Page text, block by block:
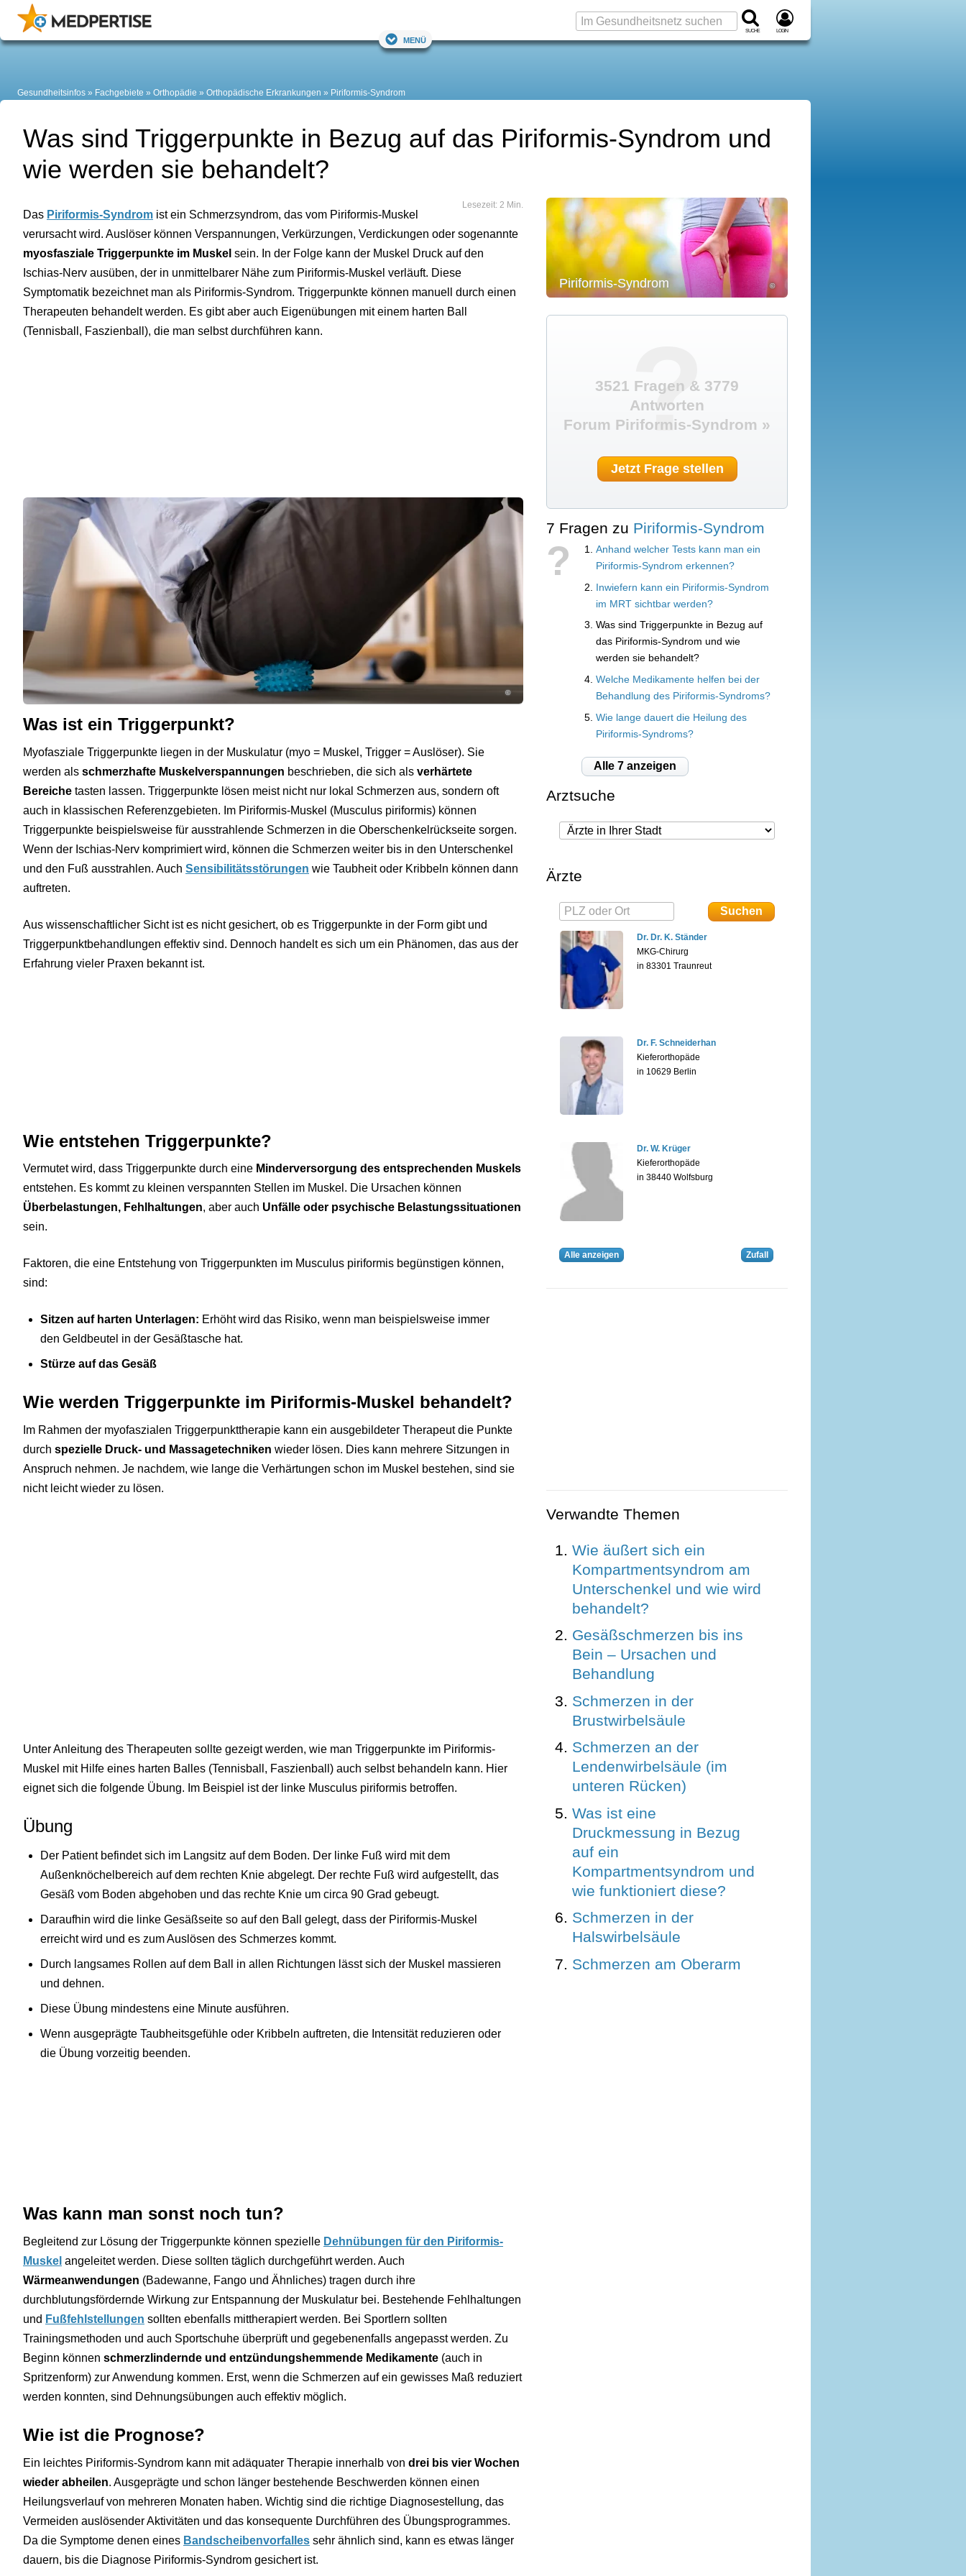
Suche Login
Menü
Gesundheitsinfos Fachgebiete Orthopädie Orthopädische Erkrankungen Piriformis-Syndrom
Was sind Triggerpunkte in Bezug auf das Piriformis-Syndrom und
wie werden sie behandelt?
Lesezeit: 2 Min.
Das Piriformis-Syndrom ist ein Schmerzsyndrom, das vom Piriformis-Muskel
verursacht wird. Auslöser können Verspannungen, Verkürzungen, Verdickungen oder sogenannte
myosfasziale Triggerpunkte im Muskel sein. In der Folge kann der Muskel Druck auf den
Ischias-Nerv ausüben, der in unmittelbarer Nähe zum Piriformis-Muskel verläuft. Diese
Symptomatik bezeichnet man als Piriformis-Syndrom. Triggerpunkte können manuell durch einen
Therapeuten behandelt werden. Es gibt aber auch Eigenübungen mit einem harten Ball
(Tennisball, Faszienball), die man selbst durchführen kann.
©
Was ist ein Triggerpunkt?
Myofasziale Triggerpunkte liegen in der Muskulatur (myo = Muskel, Trigger = Auslöser). Sie
werden als schmerzhafte Muskelverspannungen beschrieben, die sich als verhärtete
Bereiche tasten lassen. Triggerpunkte lösen meist nicht nur lokal Schmerzen aus, sondern oft
auch in klassischen Referenzgebieten. Im Piriformis-Muskel (Musculus piriformis) können
Triggerpunkte beispielsweise für ausstrahlende Schmerzen in die Oberschenkelrückseite sorgen.
Wenn der Ischias-Nerv komprimiert wird, können die Schmerzen weiter bis in den Unterschenkel
und den Fuß ausstrahlen. Auch Sensibilitätsstörungen wie Taubheit oder Kribbeln können dann
auftreten.
Aus wissenschaftlicher Sicht ist es nicht gesichert, ob es Triggerpunkte in der Form gibt und
Triggerpunktbehandlungen effektiv sind. Dennoch handelt es sich um ein Phänomen, das aus der
Erfahrung vieler Praxen bekannt ist.
Wie entstehen Triggerpunkte?
Vermutet wird, dass Triggerpunkte durch eine Minderversorgung des entsprechenden Muskels
entstehen. Es kommt zu kleinen verspannten Stellen im Muskel. Die Ursachen können
Überbelastungen, Fehlhaltungen, aber auch Unfälle oder psychische Belastungssituationen
sein.
Faktoren, die eine Entstehung von Triggerpunkten im Musculus piriformis begünstigen können,
sind:
Sitzen auf harten Unterlagen: Erhöht wird das Risiko, wenn man beispielsweise immer
den Geldbeutel in der Gesäßtasche hat.
Stürze auf das Gesäß
Wie werden Triggerpunkte im Piriformis-Muskel behandelt?
Im Rahmen der myofaszialen Triggerpunkttherapie kann ein ausgebildeter Therapeut die Punkte
durch spezielle Druck- und Massagetechniken wieder lösen. Dies kann mehrere Sitzungen in
Anspruch nehmen. Je nachdem, wie lange die Verhärtungen schon im Muskel bestehen, sind sie
nicht leicht wieder zu lösen.
Unter Anleitung des Therapeuten sollte gezeigt werden, wie man Triggerpunkte im Piriformis-
Muskel mit Hilfe eines harten Balles (Tennisball, Faszienball) auch selbst behandeln kann. Hier
eignet sich die folgende Übung. Im Beispiel ist der linke Musculus piriformis betroffen.
Übung
Der Patient befindet sich im Langsitz auf dem Boden. Der linke Fuß wird mit dem
Außenknöchelbereich auf dem rechten Knie abgelegt. Der rechte Fuß wird aufgestellt, das
Gesäß vom Boden abgehoben und das rechte Knie um circa 90 Grad gebeugt.
Daraufhin wird die linke Gesäßseite so auf den Ball gelegt, dass der Piriformis-Muskel
erreicht wird und es zum Auslösen des Schmerzes kommt.
Durch langsames Rollen auf dem Ball in allen Richtungen lässt sich der Muskel massieren
und dehnen.
Diese Übung mindestens eine Minute ausführen.
Wenn ausgeprägte Taubheitsgefühle oder Kribbeln auftreten, die Intensität reduzieren oder
die Übung vorzeitig beenden.
Was kann man sonst noch tun?
Begleitend zur Lösung der Triggerpunkte können spezielle Dehnübungen für den Piriformis-
Muskel angeleitet werden. Diese sollten täglich durchgeführt werden. Auch
Wärmeanwendungen (Badewanne, Fango und Ähnliches) tragen durch ihre
durchblutungsfördernde Wirkung zur Entspannung der Muskulatur bei. Bestehende Fehlhaltungen
und Fußfehlstellungen sollten ebenfalls mittherapiert werden. Bei Sportlern sollten
Trainingsmethoden und auch Sportschuhe überprüft und gegebenenfalls angepasst werden. Zu
Beginn können schmerzlindernde und entzündungshemmende Medikamente (auch in
Spritzenform) zur Anwendung kommen. Erst, wenn die Schmerzen auf ein gewisses Maß reduziert
werden konnten, sind Dehnungsübungen auch effektiv möglich.
Wie ist die Prognose?
Ein leichtes Piriformis-Syndrom kann mit adäquater Therapie innerhalb von drei bis vier Wochen
wieder abheilen. Ausgeprägte und schon länger bestehende Beschwerden können einen
Heilungsverlauf von mehreren Monaten haben. Wichtig sind die richtige Diagnosestellung, das
Vermeiden auslösender Aktivitäten und das konsequente Durchführen des Übungsprogrammes.
Da die Symptome denen eines Bandscheibenvorfalles sehr ähnlich sind, kann es etwas länger
dauern, bis die Diagnose Piriformis-Syndrom gesichert ist.
Piriformis-Syndrom ©
?
3521 Fragen & 3779
Antworten
Forum Piriformis-Syndrom »
Jetzt Frage stellen
7 Fragen zu Piriformis-Syndrom
?
Anhand welcher Tests kann man ein
Piriformis-Syndrom erkennen?
Inwiefern kann ein Piriformis-Syndrom
im MRT sichtbar werden?
Was sind Triggerpunkte in Bezug auf
das Piriformis-Syndrom und wie
werden sie behandelt?
Welche Medikamente helfen bei der
Behandlung des Piriformis-Syndroms?
Wie lange dauert die Heilung des
Piriformis-Syndroms?
Alle 7 anzeigen
Arztsuche
Ärzte
Dr. Dr. K. Ständer
MKG-Chirurg
in 83301 Traunreut
Dr. F. Schneiderhan
Kieferorthopäde
in 10629 Berlin
Dr. W. Krüger
Kieferorthopäde
in 38440 Wolfsburg
Alle anzeigen Zufall
Verwandte Themen
Wie äußert sich ein
Kompartmentsyndrom am
Unterschenkel und wie wird
behandelt?
Gesäßschmerzen bis ins
Bein – Ursachen und
Behandlung
Schmerzen in der
Brustwirbelsäule
Schmerzen an der
Lendenwirbelsäule (im
unteren Rücken)
Was ist eine
Druckmessung in Bezug
auf ein
Kompartmentsyndrom und
wie funktioniert diese?
Schmerzen in der
Halswirbelsäule
Schmerzen am Oberarm